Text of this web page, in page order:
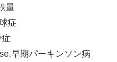
量
症
早期パーキンソン病